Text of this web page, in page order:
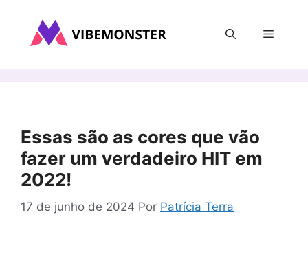
Menu
Essas são as cores que vão
fazer um verdadeiro HIT em
2022!
17 de junho de 2024 Por Patrícia Terra